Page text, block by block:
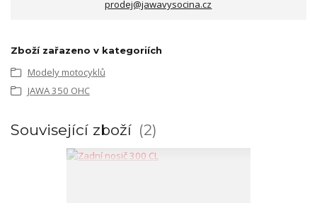
prodej@jawavysocina.cz
Zboží zařazeno v kategoriích
Modely motocyklů
JAWA 350 OHC
Související zboží 2